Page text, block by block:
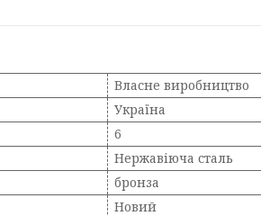
Власне виробництво
Україна
6
Нержавіюча сталь
бронза
Новий